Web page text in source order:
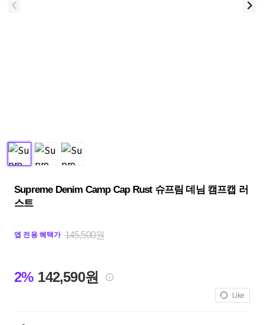
Supreme Denim Camp Cap Rust 슈프림 데님 캠프캡 러
스트
앱 전용 혜택가 145,500원
2% 142,590원
Like